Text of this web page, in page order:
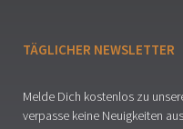
TÄGLICHER NEWSLETTER
Melde Dich kostenlos zu
verpasse keine Neuigkeiten